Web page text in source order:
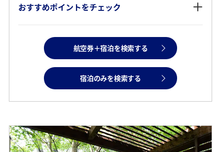
おすすめポイントをチェック
航空券＋宿泊を検索する
宿泊のみを検索する